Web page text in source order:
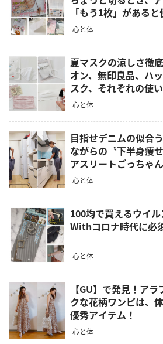
「もう1枚」があると
心と体
夏マスクの涼しさ徹
オン、無印良品、ハ
スク、それぞれの使
心と体
目指せデニムの似合
ながらの〝下半身痩
アスリートごっちゃ
心と体
100均で買えるウイ
Withコロナ時代に必
心と体
【GU】で発見！ア
クな花柄ワンピは、
優秀アイテム！
心と体